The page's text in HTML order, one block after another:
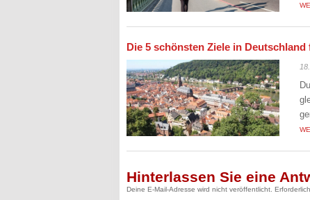
Die 5 schönsten Ziele in
Hinterlassen Sie eine
Deine E-Mail-Adresse wird nicht veröffentlicht.